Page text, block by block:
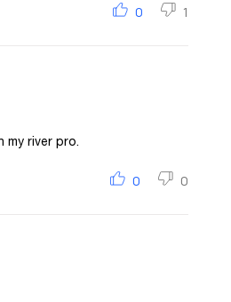
0 1
my river pro.
0 0